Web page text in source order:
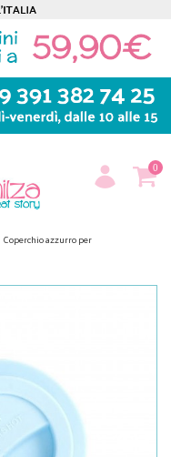
0
Coperchio azzurro per